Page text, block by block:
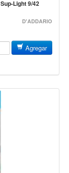
Light 9/42
D'ADDARIO
Agregar